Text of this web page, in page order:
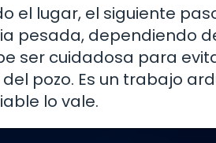
el lugar, el siguiente
pesada, dependiendo
ser cuidadosa para
pozo. Es un trabajo
lo vale.